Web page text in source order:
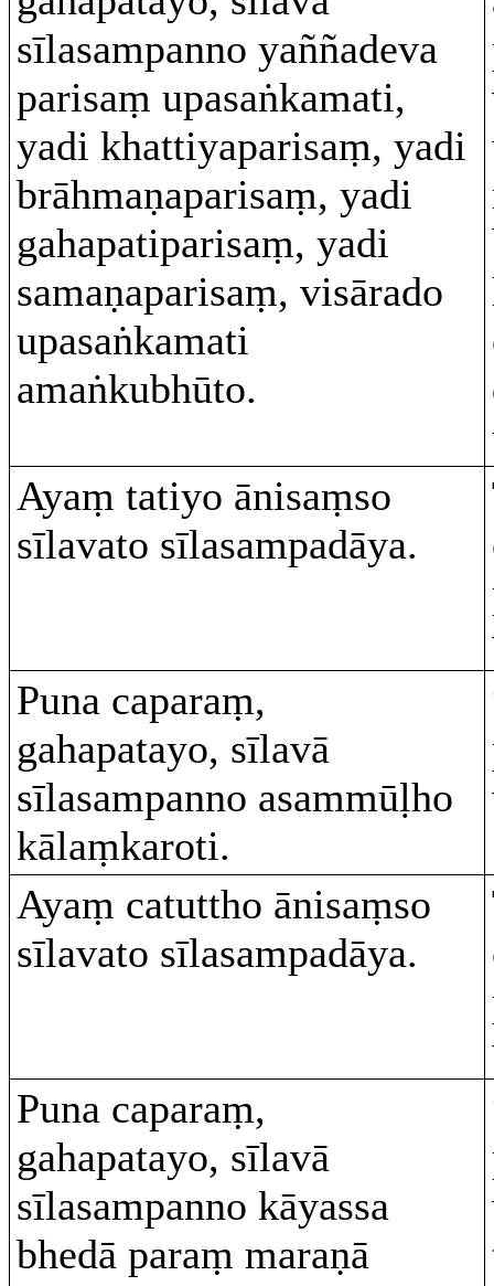
sīlasampanno yaññadeva
parisaṃ upasaṅkamati,
yadi khattiyaparisaṃ, yadi
brāhmaṇaparisaṃ, yadi
gahapatiparisaṃ, yadi
samaṇaparisaṃ, visārado
upasaṅkamati
amaṅkubhūto.
Ayaṃ tatiyo ānisaṃso
sīlavato sīlasampadāya.
Puna caparaṃ,
gahapatayo, sīlavā
sīlasampanno asammūḷho
kālaṃkaroti.
Ayaṃ catuttho ānisaṃso
sīlavato sīlasampadāya.
Puna caparaṃ,
gahapatayo, sīlavā
sīlasampanno kāyassa
bhedā paraṃ maraṇā